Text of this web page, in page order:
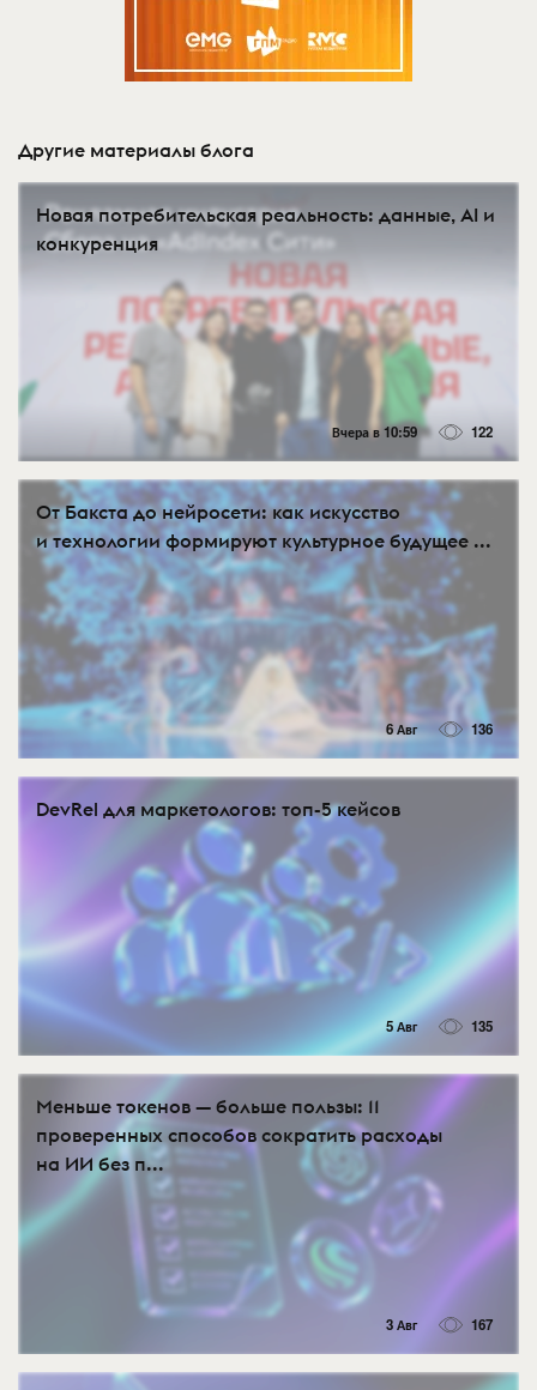
Другие материалы блога
Новая потребительская реальность: данные, AI и
конкуренция
Вчера в 10:59 122
От Бакста до нейросети: как искусство
и технологии формируют культурное будущее ...
6 Авг 136
DevRel для маркетологов: топ-5 кейсов
5 Авг 135
Меньше токенов — больше пользы: 11
проверенных способов сократить расходы
на ИИ без п...
3 Авг 167